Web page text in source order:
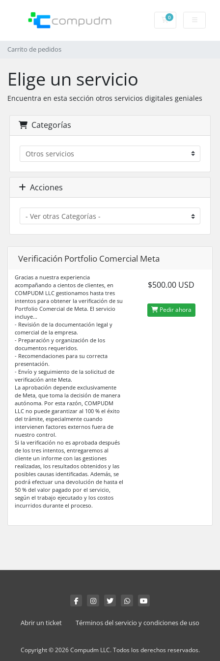
0Carrito de
Carrito de pedidos
Elige un servicio
Encuentra en esta sección otros servicios digitales geniales
Categorías
Acciones
Verificación Portfolio Comercial Meta
Gracias a nuestra experiencia
acompañando a cientos de clientes, en
COMPUDM LLC gestionamos hasta tres
intentos para obtener la verificación de su
Portfolio Comercial de Meta. El servicio
incluye...
- Revisión de la documentación legal y
comercial de la empresa.
- Preparación y organización de los
documentos requeridos.
- Recomendaciones para su correcta
presentación.
- Envío y seguimiento de la solicitud de
verificación ante Meta.
La aprobación depende exclusivamente
de Meta, que toma la decisión de manera
autónoma. Por esta razón, COMPUDM
LLC no puede garantizar al 100 % el éxito
del trámite, especialmente cuando
intervienen factores externos fuera de
nuestro control.
Si la verificación no es aprobada después
de los tres intentos, entregaremos al
cliente un informe con las gestiones
realizadas, los resultados obtenidos y las
posibles causas identificadas. Además, se
podrá efectuar una devolución de hasta el
50 % del valor pagado por el servicio,
según el trabajo ejecutado y los costos
incurridos durante el proceso.
$500.00 USD
Pedir ahora
Abrir un ticket Términos del servicio y condiciones de uso
Copyright © 2026 Compudm LLC. Todos los derechos reservados.